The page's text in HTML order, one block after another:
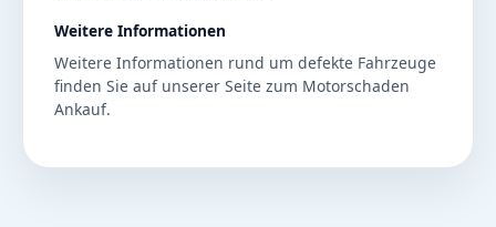
Weitere Informationen
Weitere Informationen rund um defekte Fahrzeuge
finden Sie auf unserer Seite zum Motorschaden
Ankauf.